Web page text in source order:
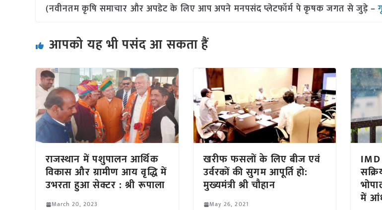
(नवीनतम कृषि समाचार और अपडेट के लिए आप अपने मनपसंद प्लेटफॉर्म पे कृषक जगत से जुड़े –
आपको यह भी पसंद आ सकता हैं
राजस्थान में पशुपालन आर्थिक
विकास और ग्रामीण आय वृद्धि में
उभरता हुआ सेक्टर : श्री रूपाला
March 20, 2023
खरीफ फसलों के लिए बीज एवं
उर्वरकों की सुगम आपूर्ति हो:
मुख्यमंत्री श्री चौहान
May 26, 2021 में